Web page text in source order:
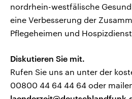
nordrhein-westfälische
eine Verbesserung der
Pflegeheimen und
Diskutieren Sie mit.
Rufen Sie uns an unter der
00800 44 64 44 64 oder